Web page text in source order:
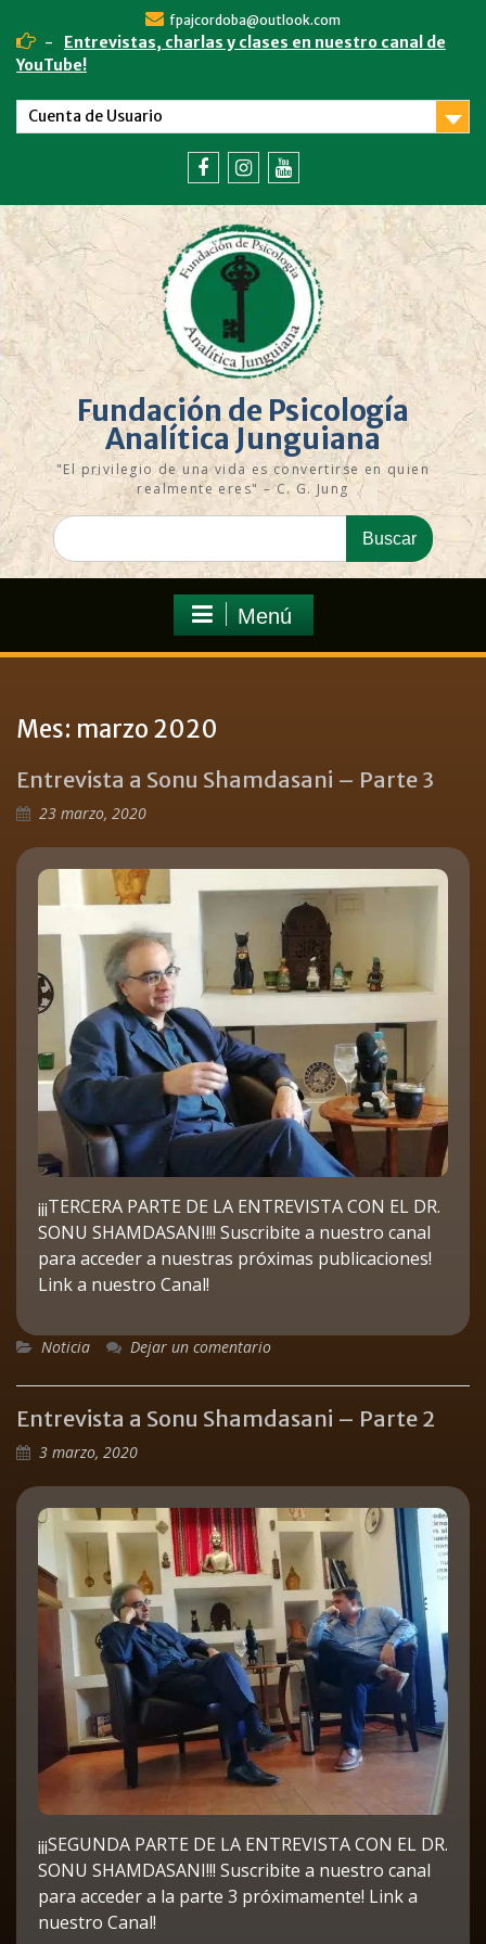
fpajcordoba@outlook.com
-
Entrevistas, charlas y clases en nuestro canal de
YouTube!
Cuenta de Usuario
Fundación de Psicología
Analítica Junguiana
"El privilegio de una vida es convertirse en quien
realmente eres" – C. G. Jung
Menú
Mes: marzo 2020
Entrevista a Sonu Shamdasani – Parte 3
23 marzo, 2020
¡¡¡TERCERA PARTE DE LA ENTREVISTA CON EL DR.
SONU SHAMDASANI!!! Suscribite a nuestro canal
para acceder a nuestras próximas publicaciones!
Link a nuestro Canal!
Noticia Dejar un comentario
Entrevista a Sonu Shamdasani – Parte 2
3 marzo, 2020
¡¡¡SEGUNDA PARTE DE LA ENTREVISTA CON EL DR.
SONU SHAMDASANI!!! Suscribite a nuestro canal
para acceder a la parte 3 próximamente! Link a
nuestro Canal!